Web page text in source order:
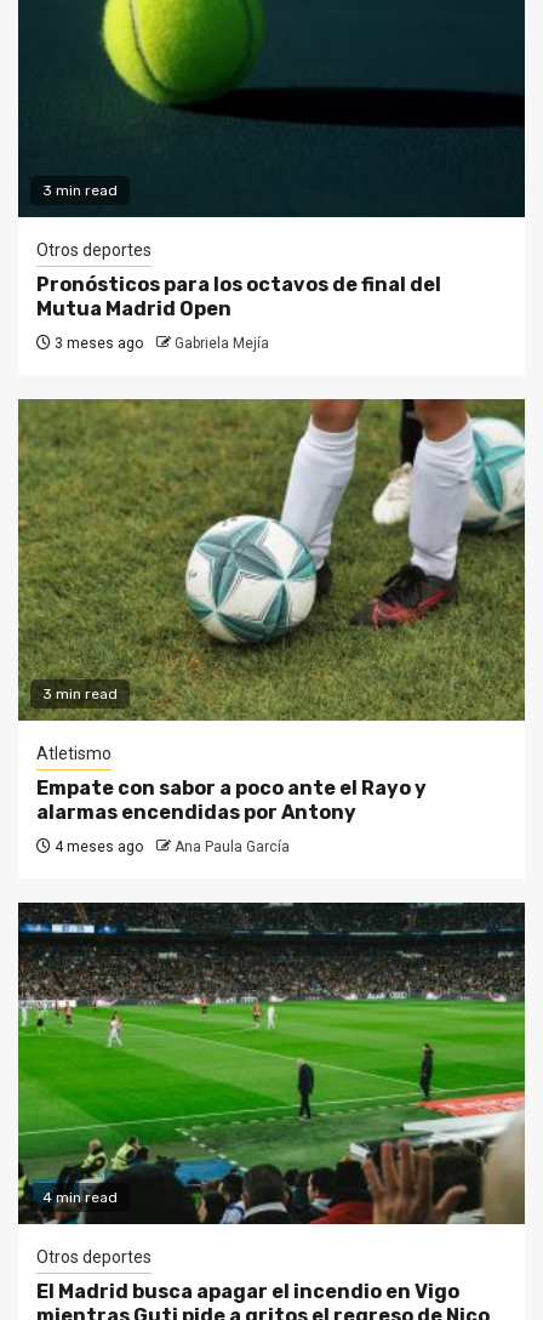
3 min read
Otros deportes
Pronósticos para los octavos de final del
Mutua Madrid Open
3 meses ago Gabriela Mejía
3 min read
Atletismo
Empate con sabor a poco ante el Rayo y
alarmas encendidas por Antony
4 meses ago Ana Paula García
4 min read
Otros deportes
El Madrid busca apagar el incendio en Vigo